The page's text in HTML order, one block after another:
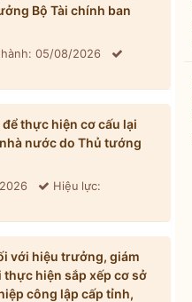
Bộ Tài chính ban
hành: 05/08/2026
thực hiện cơ cấu lại
nước do Thủ tướng
Hiệu lực:
với hiệu trưởng, giám
hiện sắp xếp cơ sở
công lập cấp tỉnh,